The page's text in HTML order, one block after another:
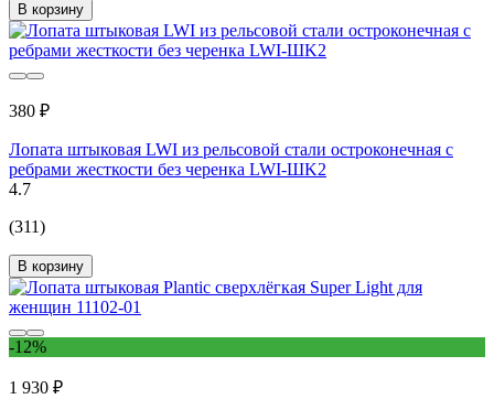
В корзину
380 ₽
Лопата штыковая LWI из рельсовой стали остроконечная с
ребрами жесткости без черенка LWI-ШK2
4.7
(311)
В корзину
-12%
1 930 ₽